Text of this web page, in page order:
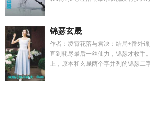
锦瑟玄晟
作者：凌霄花落与君决：结局+番外
直到耗尽最后一丝仙力，锦瑟才收手
上，原本和玄晟两个字并列的锦瑟二